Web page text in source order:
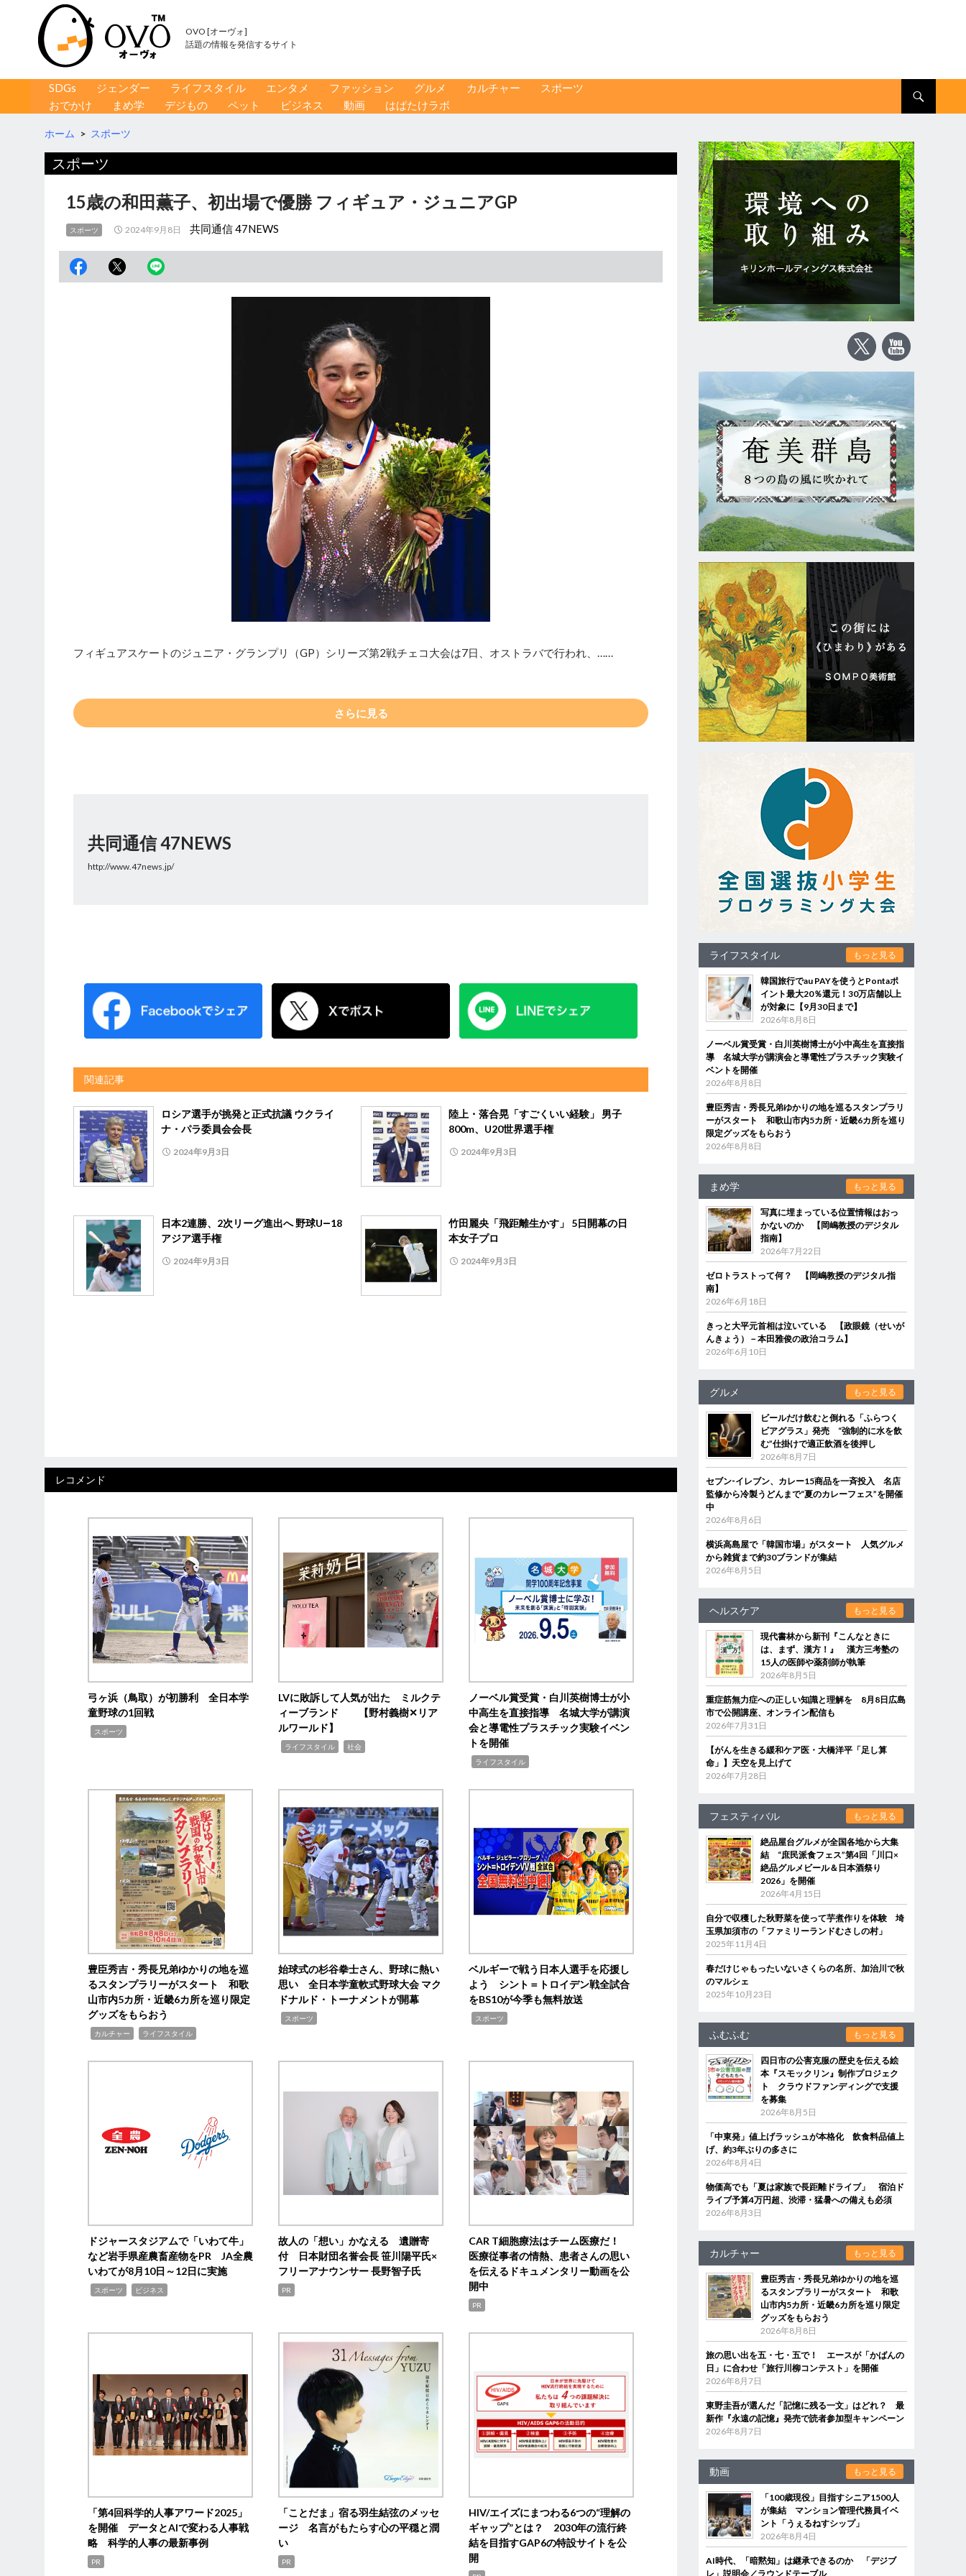
OVO [オーヴォ]
話題の情報を発信するサイト
コンテンツへ移動
SDGs ジェンダー ライフスタイル エンタメ ファッション グルメ カルチャー
スポーツ
おでかけ
まめ学 デジもの ペット ビジネス 動画 はばたけラボ
ホーム > スポーツ
スポーツ
15歳の和田薫子、初出場で優勝 フィギュア・ジュニアGP
スポーツ 2024年9月8日 共同通信 47NEWS
フィギュアスケートのジュニア・グランプリ（GP）シリーズ第2戦チェコ大会は7日、オストラバで行われ、……
さらに見る
共同通信 47NEWS
http://www.47news.jp/
関連記事
ロシア選手が挑発と正式抗議 ウクライ
ナ・パラ委員会会長
2024年9月3日
陸上・落合晃「すごくいい経験」 男子
800m、U20世界選手権
2024年9月3日
日本2連勝、2次リーグ進出へ 野球U―18
アジア選手権
2024年9月3日
竹田麗央「飛距離生かす」 5日開幕の日
本女子プロ
2024年9月3日
レコメンド
弓ヶ浜（鳥取）が初勝利 全日本学
童野球の1回戦
スポーツ
LVに敗訴して人気が出た ミルクテ
ィーブランド 【野村義樹✕リア
ルワールド】
ライフスタイル 社会
ノーベル賞受賞・白川英樹博士が小
中高生を直接指導 名城大学が講演
会と導電性プラスチック実験イベン
トを開催
ライフスタイル
豊臣秀吉・秀長兄弟ゆかりの地を巡
るスタンプラリーがスタート 和歌
山市内5カ所・近畿6カ所を巡り限定
グッズをもらおう
カルチャー ライフスタイル
始球式の杉谷拳士さん、野球に熱い
思い 全日本学童軟式野球大会 マク
ドナルド・トーナメントが開幕
スポーツ
ベルギーで戦う日本人選手を応援し
よう シント＝トロイデン戦全試合
をBS10が今季も無料放送
スポーツ
ドジャースタジアムで「いわて牛」
など岩手県産農畜産物をPR JA全農
いわてが8月10日～12日に実施
スポーツ ビジネス
故人の「想い」かなえる 遺贈寄
付 日本財団名誉会長 笹川陽平氏×
フリーアナウンサー 長野智子氏
PR
CAR T細胞療法はチーム医療だ！
医療従事者の情熱、患者さんの思い
を伝えるドキュメンタリー動画を公
開中
PR
「第4回科学的人事アワード2025」
を開催 データとAIで変わる人事戦
略 科学的人事の最新事例
PR
「ことだま」宿る羽生結弦のメッセ
ージ 名言がもたらす心の平穏と潤
い
PR
HIV/エイズにまつわる6つの“理解の
ギャップ”とは？ 2030年の流行終
結を目指すGAP6の特設サイトを公
開
ライフスタイル もっと見る
韓国旅行でau PAYを使うとPontaポ
イント最大20％還元！30万店舗以上
が対象に【9月30日まで】
2026年8月8日
ノーベル賞受賞・白川英樹博士が小中高生を直接指
導 名城大学が講演会と導電性プラスチック実験イ
ベントを開催
2026年8月8日
豊臣秀吉・秀長兄弟ゆかりの地を巡るスタンプラリ
ーがスタート 和歌山市内5カ所・近畿6カ所を巡り
限定グッズをもらおう
2026年8月8日
まめ学 もっと見る
写真に埋まっている位置情報はおっ
かないのか 【岡嶋教授のデジタル
指南】
2026年7月22日
ゼロトラストって何？ 【岡嶋教授のデジタル指
南】
2026年6月18日
きっと大平元首相は泣いている 【政眼鏡（せいが
んきょう）－本田雅俊の政治コラム】
2026年6月10日
グルメ もっと見る
ビールだけ飲むと倒れる「ふらつく
ビアグラス」発売 “強制的に水を飲
む”仕掛けで適正飲酒を後押し
2026年8月7日
セブン‐イレブン、カレー15商品を一斉投入 名店
監修から冷製うどんまで“夏のカレーフェス”を開催
中
2026年8月6日
横浜高島屋で「韓国市場」がスタート 人気グルメ
から雑貨まで約30ブランドが集結
2026年8月5日
ヘルスケア もっと見る
現代書林から新刊『こんなときに
は、まず、漢方！』 漢方三考塾の
15人の医師や薬剤師が執筆
2026年8月5日
重症筋無力症への正しい知識と理解を 8月8日広島
市で公開講座、オンライン配信も
2026年7月31日
【がんを生きる緩和ケア医・大橋洋平「足し算
命」】天空を見上げて
2026年7月28日
フェスティバル もっと見る
絶品屋台グルメが全国各地から大集
結 “庶民派食フェス”第4回「川口×
絶品グルメビール＆日本酒祭り
2026」を開催
2026年4月15日
自分で収穫した秋野菜を使って芋煮作りを体験 埼
玉県加須市の「ファミリーランドむさしの村」
2025年11月4日
春だけじゃもったいないさくらの名所、加治川で秋
のマルシェ
2025年10月23日
ふむふむ もっと見る
四日市の公害克服の歴史を伝える絵
本『スモックリン』制作プロジェク
ト クラウドファンディングで支援
を募集
2026年8月5日
「中東発」値上げラッシュが本格化 飲食料品値上
げ、約3年ぶりの多さに
2026年8月4日
物価高でも「夏は家族で長距離ドライブ」 宿泊ド
ライブ予算4万円超、渋滞・猛暑への備えも必須
2026年8月3日
カルチャー もっと見る
豊臣秀吉・秀長兄弟ゆかりの地を巡
るスタンプラリーがスタート 和歌
山市内5カ所・近畿6カ所を巡り限定
グッズをもらおう
2026年8月8日
旅の思い出を五・七・五で！ エースが「かばんの
日」に合わせ「旅行川柳コンテスト」を開催
2026年8月7日
東野圭吾が選んだ「記憶に残る一文」はどれ？ 最
新作『永遠の記憶』発売で読者参加型キャンペーン
2026年8月7日
動画 もっと見る
「100歳現役」目指すシニア1500人
が集結 マンション管理代務員イベ
ント「うぇるねすシップ」
2026年8月4日
AI時代、「暗黙知」は継承できるのか 「デジブ
レ」説明会／ラウンドテーブル